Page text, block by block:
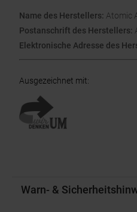
Name des Herstellers: Atomic
Postanschrift des Herstellers:
Elektronische Adresse des
Ausgezeichnet mit:
Warn- &